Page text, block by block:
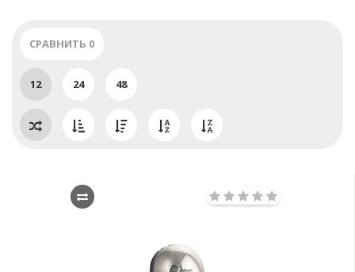
СРАВНИТЬ 0
12 24 48